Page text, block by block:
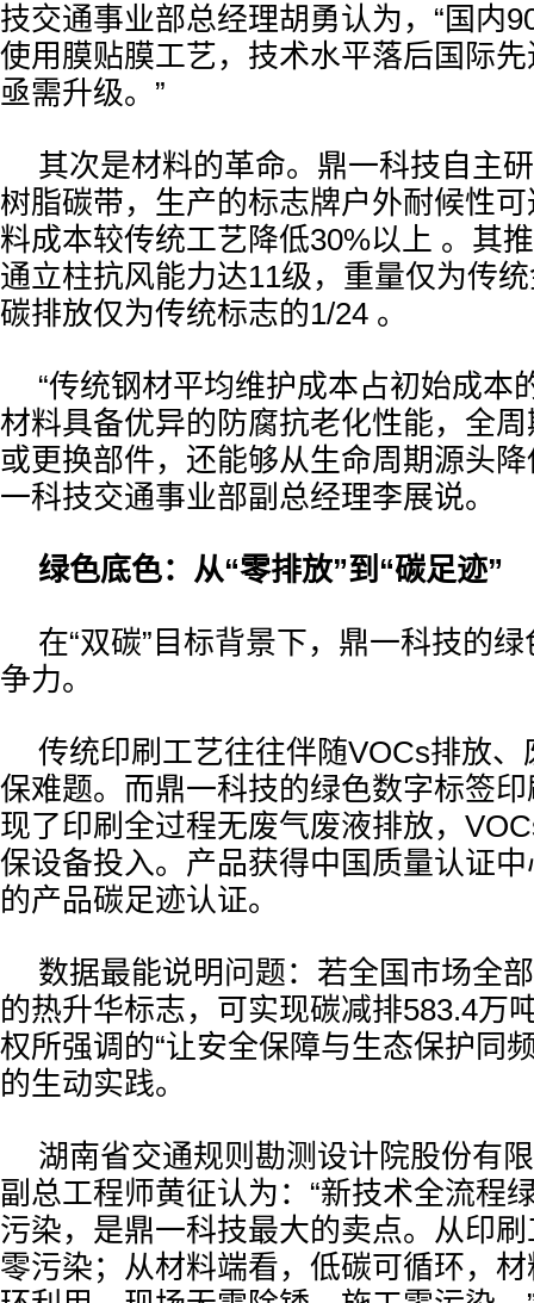
技交通事业部总经理胡勇认为，“国内
使用膜贴膜工艺，技术水平落后国际
亟需升级。”
其次是材料的革命。鼎一科技自主
树脂碳带，生产的标志牌户外耐候性
料成本较传统工艺降低30%以上 。其
通立柱抗风能力达11级，重量仅为传
碳排放仅为传统标志的1/24 。
“传统钢材平均维护成本占初始成本
材料具备优异的防腐抗老化性能，全
或更换部件，还能够从生命周期源头降
一科技交通事业部副总经理李展说。
绿色底色：从“零排放”到“碳足迹”
在“双碳”目标背景下，鼎一科技的
争力。
传统印刷工艺往往伴随VOCs排放
保难题。而鼎一科技的绿色数字标签
现了印刷全过程无废气废液排放，
保设备投入。产品获得中国质量认证
的产品碳足迹认证。
数据最能说明问题：若全国市场全
的热升华标志，可实现碳减排583.4万
权所强调的“让安全保障与生态保护同
的生动实践。
湖南省交通规则勘测设计院股份有
副总工程师黄征认为：“新技术全流程
污染，是鼎一科技最大的卖点。从印
零污染；从材料端看，低碳可循环，